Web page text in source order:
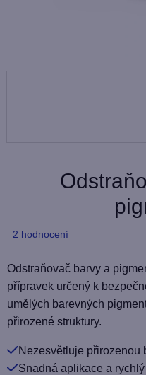
Průměrné
produktu
je
5,0
z
hvězdiček.
2 hodnocení
Odstraňovač barvy a
přípravek určený k
umělých barevných
přirozené struktury.
Nezesvětluje přirozenou
Snadná aplikace a